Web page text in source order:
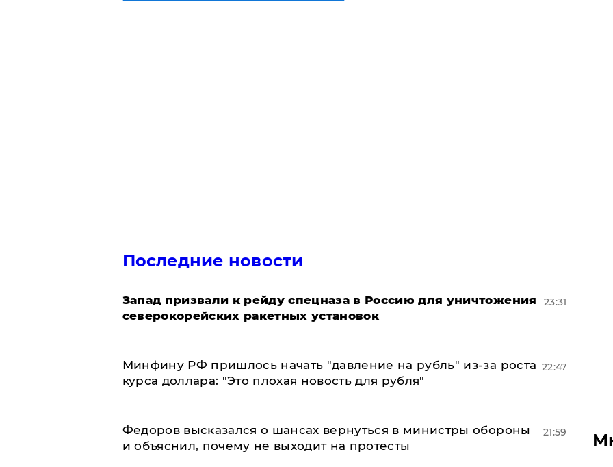
Последние новости
Запад призвали к рейду спецназа в Россию для уничтожения
северокорейских ракетных установок
23:31
Минфину РФ пришлось начать "давление на рубль" из-за роста
курса доллара: "Это плохая новость для рубля"
22:47
Федоров высказался о шансах вернуться в министры обороны
и объяснил, почему не выходит на протесты
21:59